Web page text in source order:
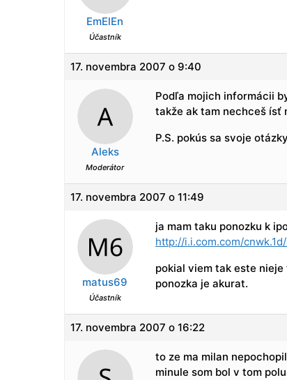
EmElEn
Účastník
17. novembra 2007 o 9:40
Aleks
Moderátor
Podľa mojich informácii
takže ak tam nechceš ísť
P.S. pokús sa svoje
17. novembra 2007 o 11:49
matus69
Účastník
ja mam taku ponozku k
http://i.i.com.com/
pokial viem tak este
ponozka je akurat.
17. novembra 2007 o 16:22
to ze ma milan
minule som bol v tom